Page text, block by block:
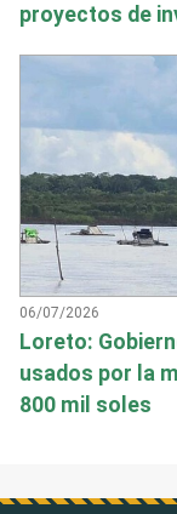
proyectos de
06/07/2026
Loreto:
usados por la
800 mil soles